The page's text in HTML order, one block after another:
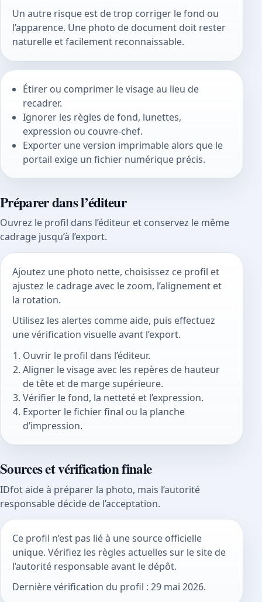
Un autre risque est de trop corriger le fond ou
l’apparence. Une photo de document doit rester
naturelle et facilement reconnaissable.
Étirer ou comprimer le visage au lieu de
recadrer.
Ignorer les règles de fond, lunettes,
expression ou couvre-chef.
Exporter une version imprimable alors que le
portail exige un fichier numérique précis.
Préparer dans l’éditeur
Ouvrez le profil dans l’éditeur et conservez le même
cadrage jusqu’à l’export.
Ajoutez une photo nette, choisissez ce profil et
ajustez le cadrage avec le zoom, l’alignement et
la rotation.
Utilisez les alertes comme aide, puis effectuez
une vérification visuelle avant l’export.
Ouvrir le profil dans l’éditeur.
Aligner le visage avec les repères de hauteur
de tête et de marge supérieure.
Vérifier le fond, la netteté et l’expression.
Exporter le fichier final ou la planche
d’impression.
Sources et vérification finale
IDfot aide à préparer la photo, mais l’autorité
responsable décide de l’acceptation.
Ce profil n’est pas lié à une source officielle
unique. Vérifiez les règles actuelles sur le site de
l’autorité responsable avant le dépôt.
Dernière vérification du profil : 29 mai 2026.